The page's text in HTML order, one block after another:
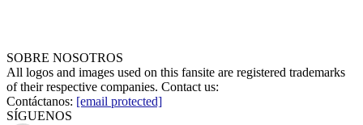
SOBRE NOSOTROS
All logos and images used on this fansite are registered trademarks
of their respective companies. Contact us:
Contáctanos: [email protected]
SÍGUENOS